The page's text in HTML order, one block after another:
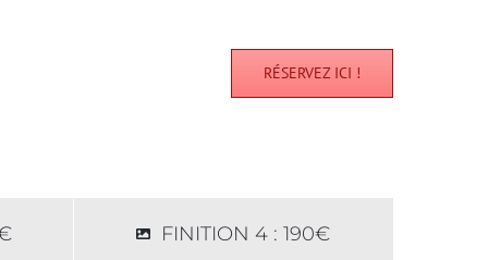
RÉSERVEZ ICI !
FINITION 4 : 190€